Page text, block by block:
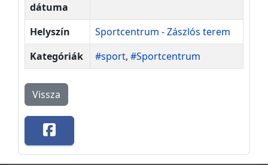
dátuma
Helyszín
Sportcentrum - Zászlós terem
Kategóriák
#sport, #Sportcentrum
Vissza